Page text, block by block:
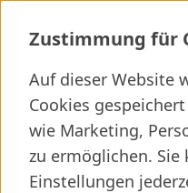
Zustimmung für
Auf dieser Website
Cookies
wie Marketing,
zu ermöglichen. Sie
Einstellungen
Ich suche ...
Wichtige Links
Kliniken finden